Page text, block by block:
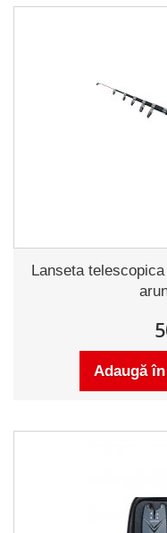
Lanseta
Adaugă